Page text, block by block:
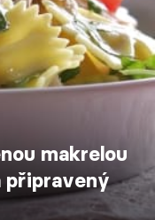
makrelou
připravený